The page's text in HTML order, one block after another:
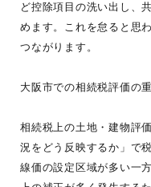
ど控除項目の洗い出し、
めます。これを怠ると思
つながります。
大阪市での相続税評価の
相続税上の土地・建物評
況をどう反映するか」で
線価の設定区域が多い一